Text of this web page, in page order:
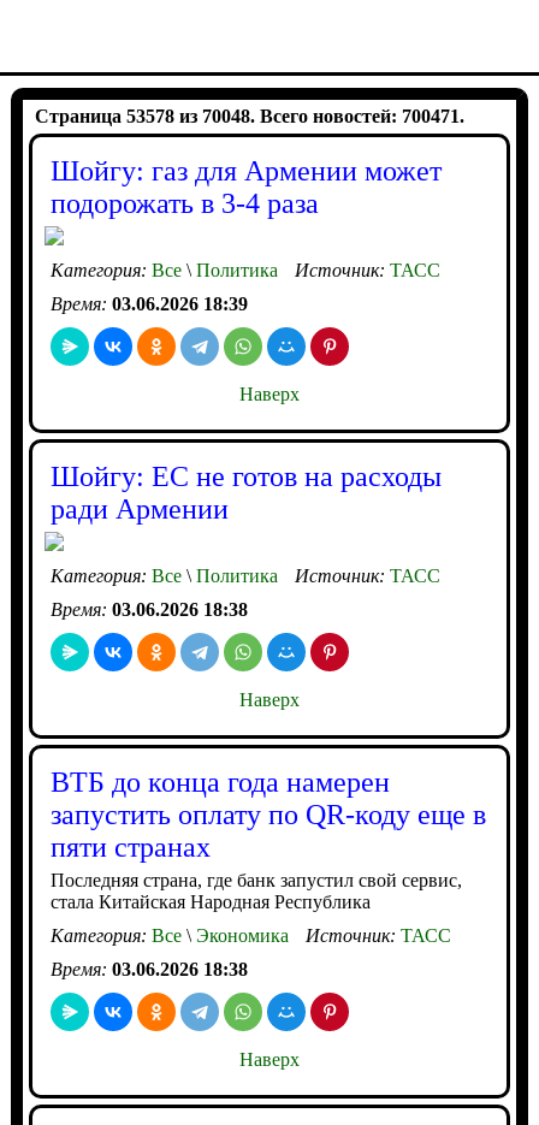
Страница 53578 из 70048. Всего новостей: 700471.
Шойгу: газ для Армении может
подорожать в 3-4 раза
Категория: Все\Политика Источник: ТАСС
Время: 03.06.2026 18:39
Наверх
Шойгу: ЕС не готов на расходы
ради Армении
Категория: Все\Политика Источник: ТАСС
Время: 03.06.2026 18:38
Наверх
ВТБ до конца года намерен
запустить оплату по QR-коду еще в
пяти странах
Последняя страна, где банк запустил свой сервис,
стала Китайская Народная Республика
Категория: Все\Экономика Источник: ТАСС
Время: 03.06.2026 18:38
Наверх